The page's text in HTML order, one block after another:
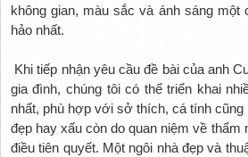
không gian, màu sắc và ánh sáng
hảo nhất.
Khi tiếp nhận yêu cầu đề bài của anh
gia đình, chúng tôi có thể triển khai
nhất, phù hợp với sở thích, cá tính
đẹp hay xấu còn do quan niệm về
điều tiên quyết. Một ngôi nhà đẹp và